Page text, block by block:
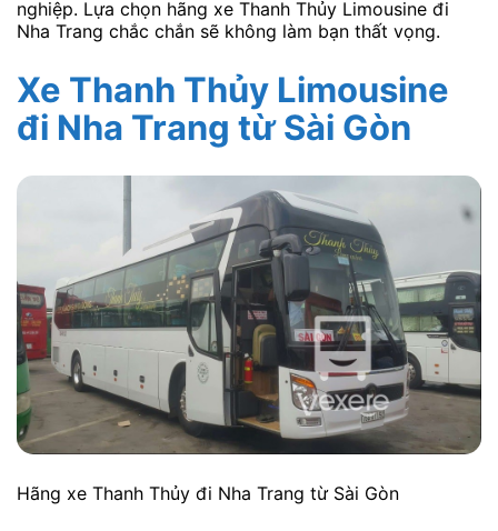
nghiệp. Lựa chọn hãng xe Thanh Thủy Limousine đi
Nha Trang chắc chắn sẽ không làm bạn thất vọng.
Xe Thanh Thủy Limousine
đi Nha Trang từ Sài Gòn
Hãng xe Thanh Thủy đi Nha Trang từ Sài Gòn